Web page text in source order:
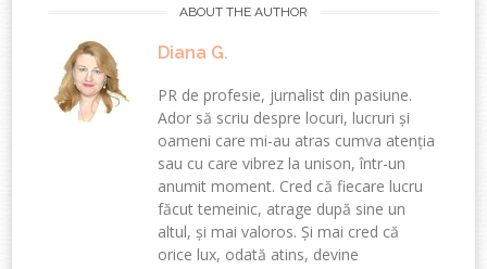
ABOUT THE AUTHOR
Diana G.
PR de profesie, jurnalist din pasiune.
Ador să scriu despre locuri, lucruri și
oameni care mi-au atras cumva atenția
sau cu care vibrez la unison, într-un
anumit moment. Cred că fiecare lucru
făcut temeinic, atrage după sine un
altul, și mai valoros. Și mai cred că
orice lux, odată atins, devine